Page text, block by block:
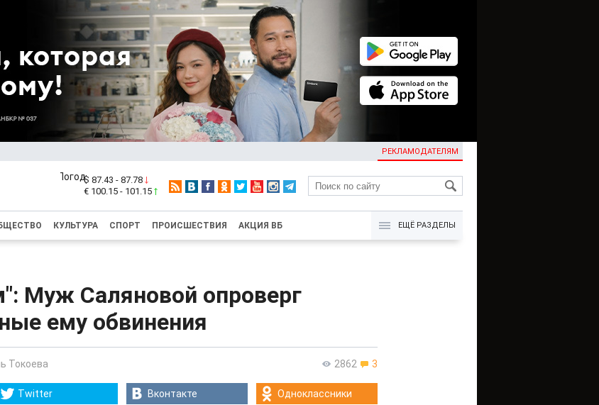
РЕКЛАМОДАТЕЛЯМ
KG
$ 87.43 - 87.78
€ 100.15 - 101.15
КУЛЬТУРА СПОРТ ПРОИСШЕСТВИЯ АКЦИЯ ВБ ЕЩЁ РАЗДЕЛЫ
Муж Саляновой опроверг
ему обвинения
2862 3
Токоева
Twitter Вконтакте Одноклассники